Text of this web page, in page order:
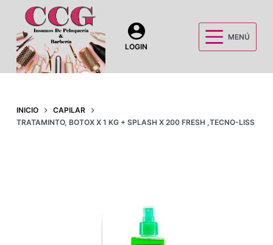
a
LOGIN
MENÚ
INICIO
CAPILAR
TRATAMINTO, BOTOX X 1 KG + SPLASH X 200 FRESH ,TECNO-LISS